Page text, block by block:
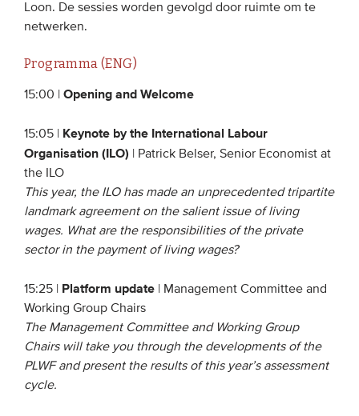
Kennisdeling
UITGEBREID ZOEKEN
Loon. De sessies worden gevolgd door ruimte om te
netwerken.
Programma (ENG)
15:00 | Opening and Welcome
15:05 |
Keynote by the International Labour
Organisation (ILO) | Patrick Belser, Senior Economist at
the ILO
This year, the ILO has made an unprecedented tripartite
landmark agreement on the salient issue of living
wages. What are the responsibilities of the private
sector in the payment of living wages?
15:25 | Platform update | Management Committee and
Working Group Chairs
The Management Committee and Working Group
Chairs will take you through the developments of the
PLWF and present the results of this year’s assessment
cycle.